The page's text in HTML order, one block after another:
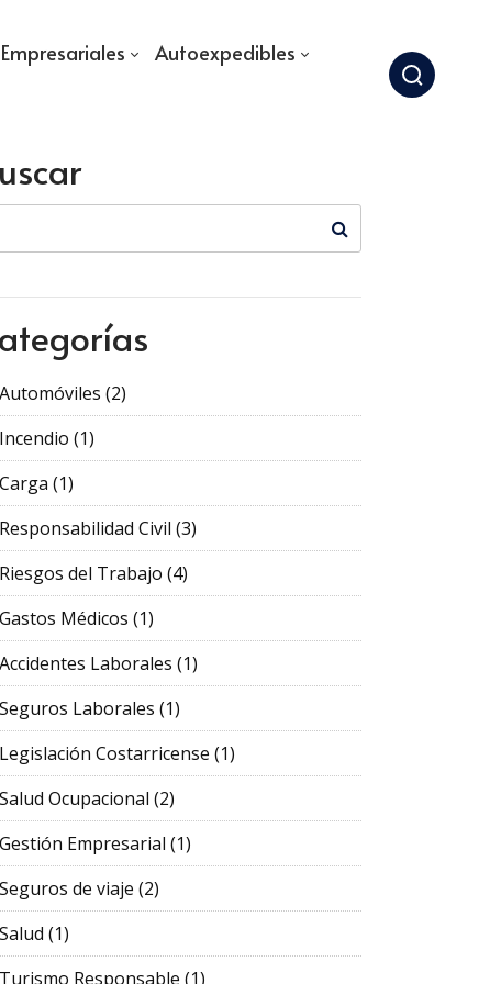
Autoexpedibles
Automóviles (2)
Incendio (1)
Carga (1)
Responsabilidad Civil (3)
Riesgos del Trabajo (4)
Gastos Médicos (1)
Accidentes Laborales (1)
Seguros Laborales (1)
Legislación Costarricense (1)
Salud Ocupacional (2)
Gestión Empresarial (1)
Seguros de viaje (2)
Salud (1)
Turismo Responsable (1)